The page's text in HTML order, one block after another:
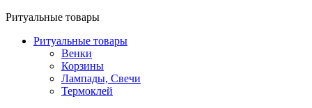
Ритуальные товары
Ритуальные товары
Венки
Корзины
Лампады, Свечи
Термоклей